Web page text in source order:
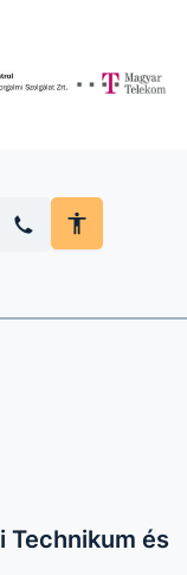
Technikum és